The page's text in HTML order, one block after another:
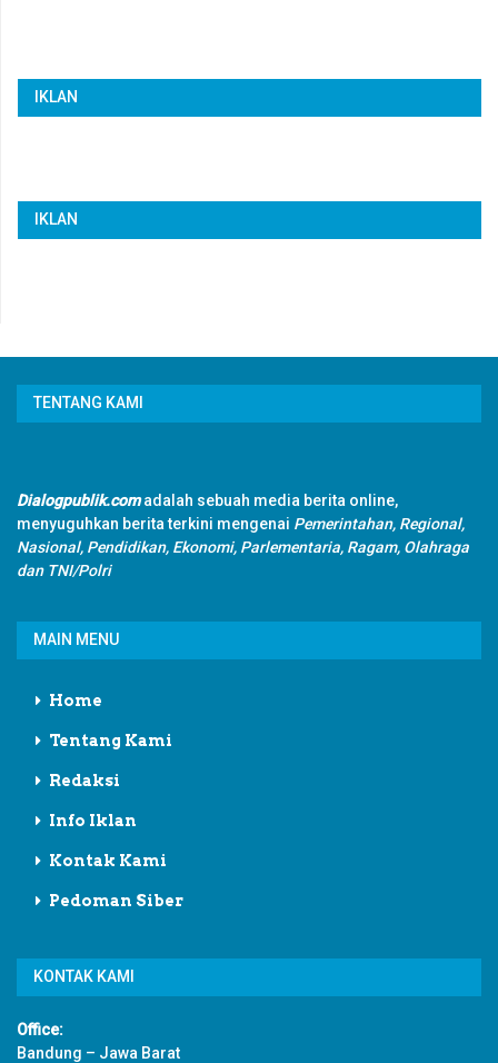
IKLAN
IKLAN
TENTANG KAMI
Dialogpublik.comadalah sebuah media berita online,
menyuguhkan berita terkini mengenai Pemerintahan, Regional,
Nasional, Pendidikan, Ekonomi, Parlementaria, Ragam, Olahraga
dan TNI/Polri
MAIN MENU
Home
Tentang Kami
Redaksi
Info Iklan
Kontak Kami
Pedoman Siber
KONTAK KAMI
Office:
Bandung – Jawa Barat